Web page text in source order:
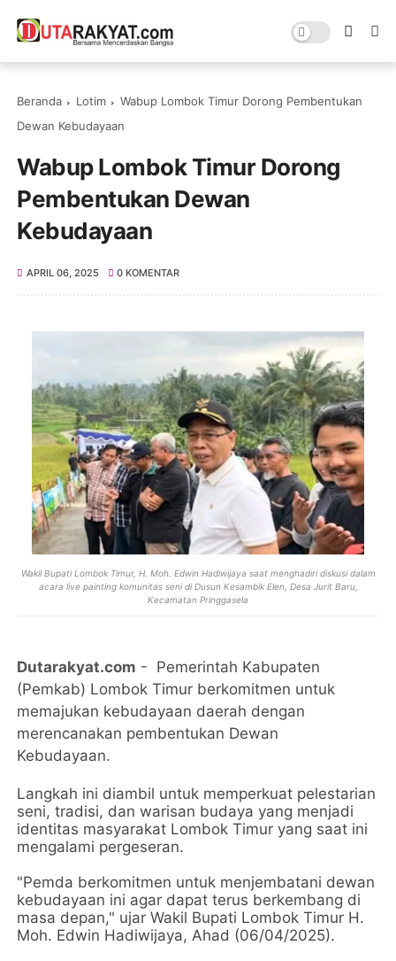
Beranda Lotim
Wabup Lombok Timur Dorong Pembentukan
Dewan Kebudayaan
Wabup Lombok Timur Dorong
Pembentukan Dewan
Kebudayaan
APRIL 06, 2025 0 KOMENTAR
Wakil Bupati Lombok Timur, H. Moh. Edwin Hadiwijaya saat menghadiri diskusi dalam
acara live painting komunitas seni di Dusun Kesambik Elen, Desa Jurit Baru,
Kecamatan Pringgasela
Dutarakyat.com - Pemerintah Kabupaten
(Pemkab) Lombok Timur berkomitmen untuk
memajukan kebudayaan daerah dengan
merencanakan pembentukan Dewan
Kebudayaan.
Langkah ini diambil untuk memperkuat pelestarian
seni, tradisi, dan warisan budaya yang menjadi
identitas masyarakat Lombok Timur yang saat ini
mengalami pergeseran.
"Pemda berkomitmen untuk menjembatani dewan
kebudayaan ini agar dapat terus berkembang di
masa depan," ujar Wakil Bupati Lombok Timur H.
Moh. Edwin Hadiwijaya, Ahad (06/04/2025).